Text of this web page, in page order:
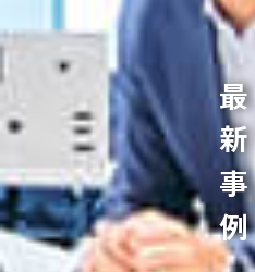
最新事例